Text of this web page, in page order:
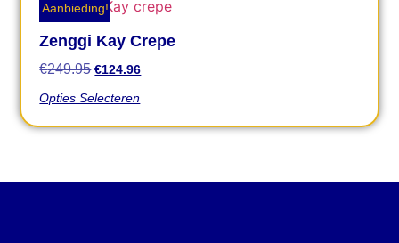
Aanbieding!
Zenggi Kay Crepe
€249.95 €124.96
Opties Selecteren